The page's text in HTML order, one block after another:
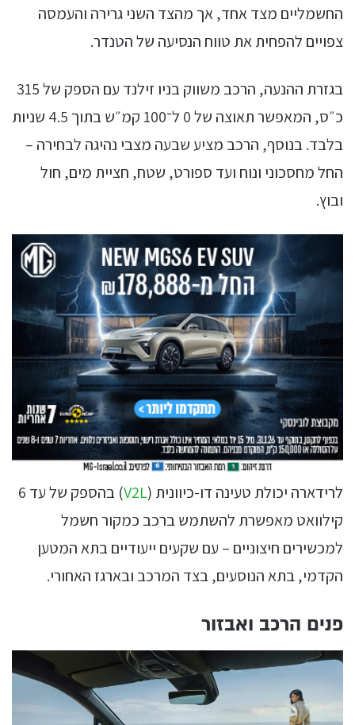
החשמליים מצד אחד, אך מהצד השני גרירה והעמסה
צפויים להפחית את טווח הנסיעה של הטנדר.
בגזרת ההנעה, הרכב משווק בניו זילנד עם הספק של 315
כ״ס, המאפשר תאוצה של 0 ל־100 קמ״ש בתוך 4.5 שניות
בלבד. בנוסף, הרכב מציע שבעה מצבי נהיגה לבחירה –
החל מחסכוני ונוח ועד ספורט, שטח, חציית מים, חול
ובוץ.
לרידארה יכולת טעינה דו-כיוונית (V2L
) בהספק של עד 6
קילוואט מאפשרת להשתמש ברכב כמקור חשמל
למכשירים חיצוניים – עם שקעים ייעודיים בתא המטען
הקדמי, בתא הנוסעים, בצד המרכב ובארגז האחורי.
פנים הרכב ואבזור